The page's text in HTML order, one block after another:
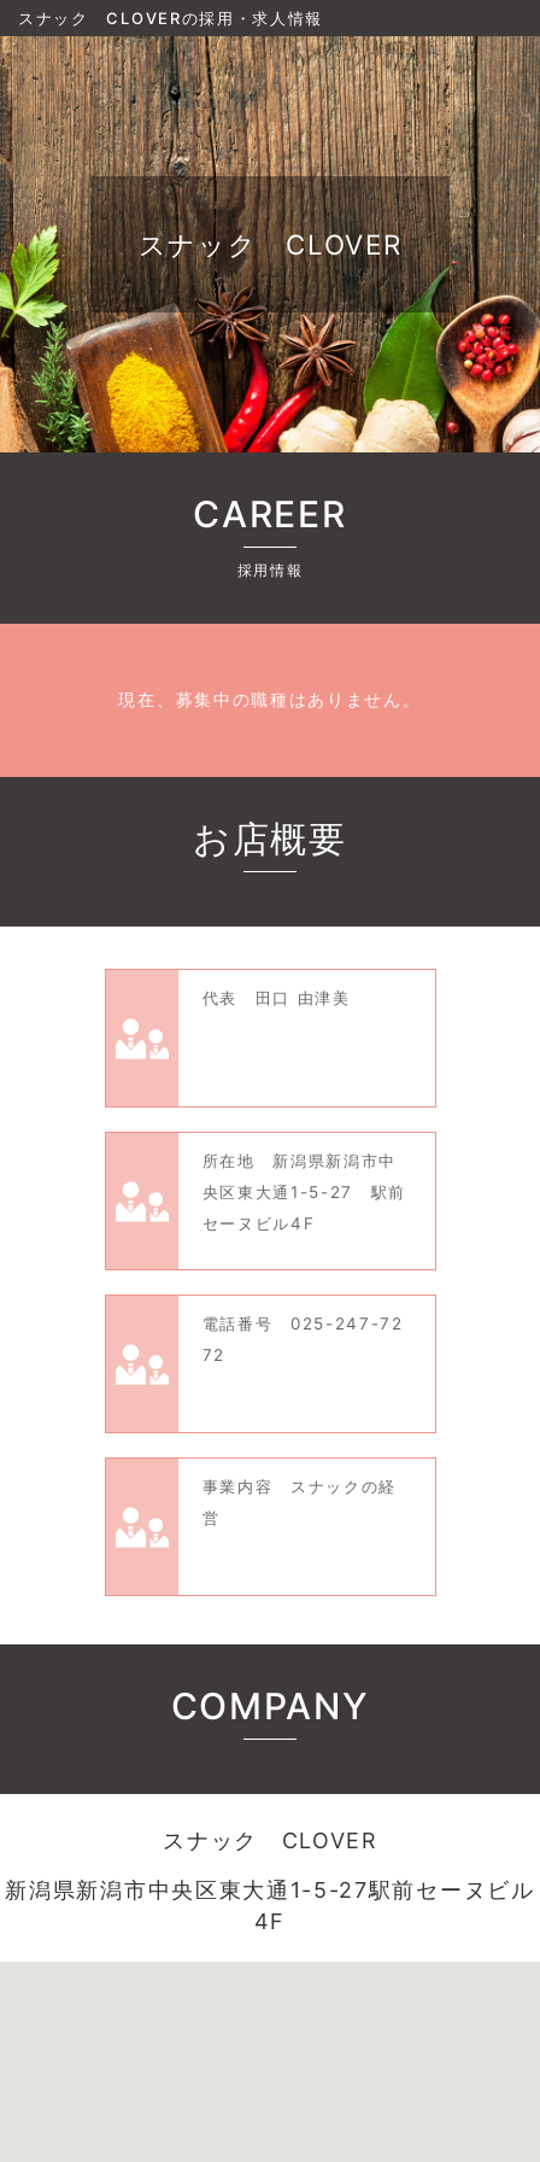
スナック CLOVERの採用・求人情報
スナック CLOVER
CAREER
採用情報
現在、募集中の職種はありません。
お店概要
代表 田口 由津美
所在地 新潟県新潟市中
央区東大通1-5-27 駅前
セーヌビル4F
電話番号 025-247-72
72
事業内容 スナックの経
営
COMPANY
スナック CLOVER
新潟県新潟市中央区東大通1-5-27駅前セーヌビル
4F